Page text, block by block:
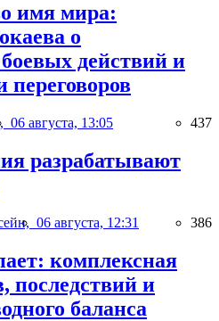
имя мира:
о
действий и
переговоров
06 августа, 13:05 437
разрабатывают
06 августа, 12:31 386
комплексная
последствий и
баланса